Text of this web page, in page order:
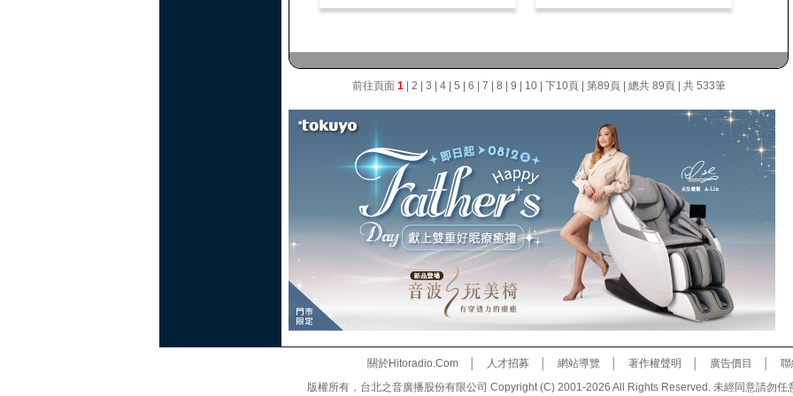
前往頁面 1| 2 3 4| 5 6 7 8 9 10| 下10頁| 第89頁| 總共 89頁 | 共 533筆
關於Hitoradio.Com│ 人才招募 網站導覽 著作權聲明 廣告價目
聯
版權所有，台北之音廣播股份有限公司 Copyright (C) 2001-2026 All Rights Reserved. 未經同意請勿任